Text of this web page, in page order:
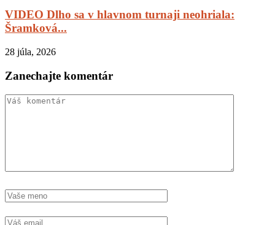
VIDEO Dlho sa v hlavnom turnaji neohriala:
Šramková...
28 júla, 2026
Zanechajte komentár